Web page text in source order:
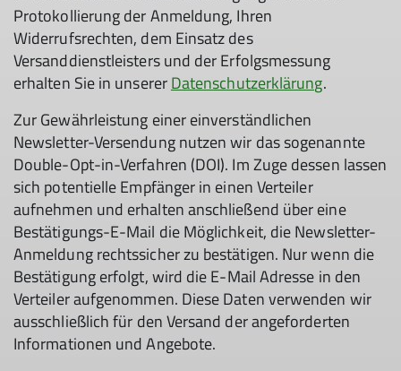
Protokollierung der Anmeldung, Ihren
Widerrufsrechten, dem Einsatz des
Versanddienstleisters und der Erfolgsmessung
erhalten Sie in unsererDatenschutzerklärung.
Zur Gewährleistung einer einverständlichen
Newsletter-Versendung nutzen wir das sogenannte
Double-Opt-in-Verfahren (DOI). Im Zuge dessen lassen
sich potentielle Empfänger in einen Verteiler
aufnehmen und erhalten anschließend über eine
Bestätigungs-E-Mail die Möglichkeit, die Newsletter-
Anmeldung rechtssicher zu bestätigen. Nur wenn die
Bestätigung erfolgt, wird die E-Mail Adresse in den
Verteiler aufgenommen. Diese Daten verwenden wir
ausschließlich für den Versand der angeforderten
Informationen und Angebote.